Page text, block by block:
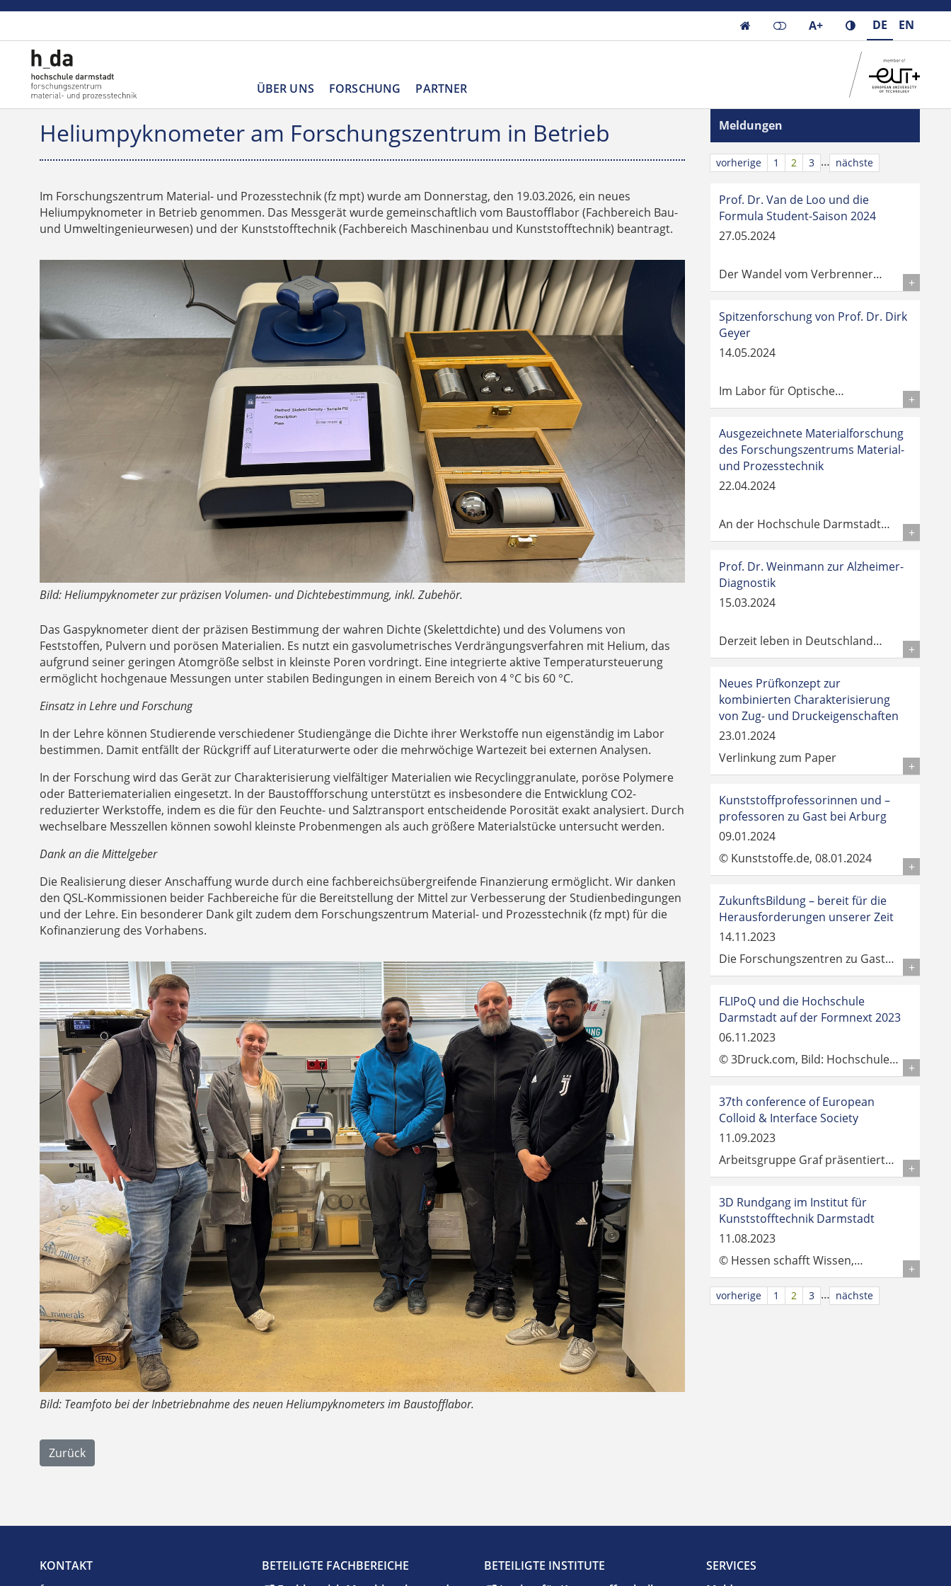
 A+ DE EN
ÜBER UNS FORSCHUNG PARTNER
Heliumpyknometer am Forschungszentrum in Betrieb
Im Forschungszentrum Material- und Prozesstechnik (fz mpt) wurde am Donnerstag, den 19.03.2026, ein neues
Heliumpyknometer in Betrieb genommen. Das Messgerät wurde gemeinschaftlich vom Baustofflabor (Fachbereich Bau-
und Umweltingenieurwesen) und der Kunststofftechnik (Fachbereich Maschinenbau und Kunststofftechnik) beantragt.
Bild: Heliumpyknometer zur präzisen Volumen- und Dichtebestimmung, inkl. Zubehör.
Das Gaspyknometer dient der präzisen Bestimmung der wahren Dichte (Skelettdichte) und des Volumens von
Feststoffen, Pulvern und porösen Materialien. Es nutzt ein gasvolumetrisches Verdrängungsverfahren mit Helium, das
aufgrund seiner geringen Atomgröße selbst in kleinste Poren vordringt. Eine integrierte aktive Temperatursteuerung
ermöglicht hochgenaue Messungen unter stabilen Bedingungen in einem Bereich von 4 °C bis 60 °C.
Einsatz in Lehre und Forschung
In der Lehre können Studierende verschiedener Studiengänge die Dichte ihrer Werkstoffe nun eigenständig im Labor
bestimmen. Damit entfällt der Rückgriff auf Literaturwerte oder die mehrwöchige Wartezeit bei externen Analysen.
In der Forschung wird das Gerät zur Charakterisierung vielfältiger Materialien wie Recyclinggranulate, poröse Polymere
oder Batteriematerialien eingesetzt. In der Baustoffforschung unterstützt es insbesondere die Entwicklung CO2-
reduzierter Werkstoffe, indem es die für den Feuchte- und Salztransport entscheidende Porosität exakt analysiert. Durch
wechselbare Messzellen können sowohl kleinste Probenmengen als auch größere Materialstücke untersucht werden.
Dank an die Mittelgeber
Die Realisierung dieser Anschaffung wurde durch eine fachbereichsübergreifende Finanzierung ermöglicht. Wir danken
den QSL-Kommissionen beider Fachbereiche für die Bereitstellung der Mittel zur Verbesserung der Studienbedingungen
und der Lehre. Ein besonderer Dank gilt zudem dem Forschungszentrum Material- und Prozesstechnik (fz mpt) für die
Kofinanzierung des Vorhabens.
Bild: Teamfoto bei der Inbetriebnahme des neuen Heliumpyknometers im Baustofflabor.
Zurück
Meldungen
vorherige 1 2 3 … nächste
Prof. Dr. Van de Loo und die
Formula Student-Saison 2024
27.05.2024
Der Wandel vom Verbrenner…
Details
Spitzenforschung von Prof. Dr. Dirk
Geyer
14.05.2024
Im Labor für Optische…
Details
Ausgezeichnete Materialforschung
des Forschungszentrums Material-
und Prozesstechnik
22.04.2024
An der Hochschule Darmstadt…
Details
Prof. Dr. Weinmann zur Alzheimer-
Diagnostik
15.03.2024
Derzeit leben in Deutschland…
Details
Neues Prüfkonzept zur
kombinierten Charakterisierung
von Zug- und Druckeigenschaften
23.01.2024
Verlinkung zum Paper
Details
Kunststoffprofessorinnen und –
professoren zu Gast bei Arburg
09.01.2024
© Kunststoffe.de, 08.01.2024
Details
ZukunftsBildung – bereit für die
Herausforderungen unserer Zeit
14.11.2023
Die Forschungszentren zu Gast…
Details
FLIPoQ und die Hochschule
Darmstadt auf der Formnext 2023
06.11.2023
© 3Druck.com, Bild: Hochschule…
Details
37th conference of European
Colloid & Interface Society
11.09.2023
Arbeitsgruppe Graf präsentiert…
Details
3D Rundgang im Institut für
Kunststofftechnik Darmstadt
11.08.2023
© Hessen schafft Wissen,…
Details
vorherige 1 2 3 … nächste
KONTAKT
BETEILIGTE FACHBEREICHE
BETEILIGTE INSTITUTE
SERVICES